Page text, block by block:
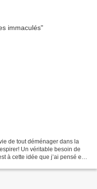
de tout déménager dans la
Un véritable besoin de
à cette idée que j’ai pensé en